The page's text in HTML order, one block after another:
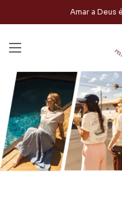
Amar a Deus